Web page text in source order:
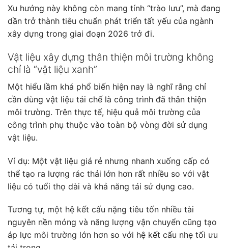
Xu hướng này không còn mang tính “trào lưu”, mà đang
dần trở thành tiêu chuẩn phát triển tất yếu của ngành
xây dựng trong giai đoạn 2026 trở đi.
Vật liệu xây dựng thân thiện môi trường không
chỉ là “vật liệu xanh”
Một hiểu lầm khá phổ biến hiện nay là nghĩ rằng chỉ
cần dùng vật liệu tái chế là công trình đã thân thiện
môi trường. Trên thực tế, hiệu quả môi trường của
công trình phụ thuộc vào toàn bộ vòng đời sử dụng
vật liệu.
Ví dụ: Một vật liệu giá rẻ nhưng nhanh xuống cấp có
thể tạo ra lượng rác thải lớn hơn rất nhiều so với vật
liệu có tuổi thọ dài và khả năng tái sử dụng cao.
Tương tự, một hệ kết cấu nặng tiêu tốn nhiều tài
nguyên nền móng và năng lượng vận chuyển cũng tạo
áp lực môi trường lớn hơn so với hệ kết cấu nhẹ tối ưu